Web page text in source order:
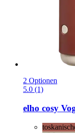
2 Optionen
5.0 (1)
elho cosy